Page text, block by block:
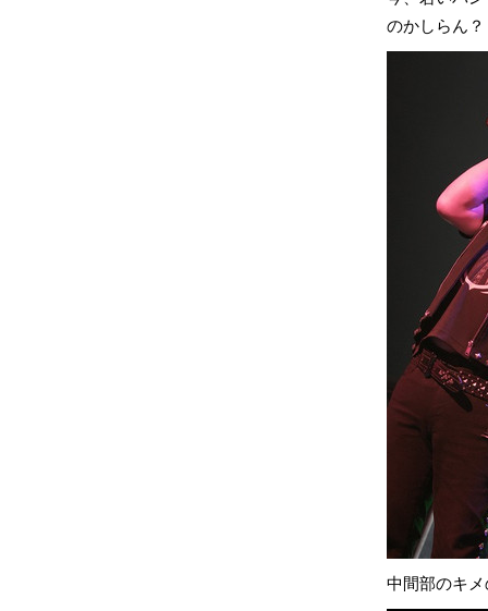
のかしらん？
中間部のキ